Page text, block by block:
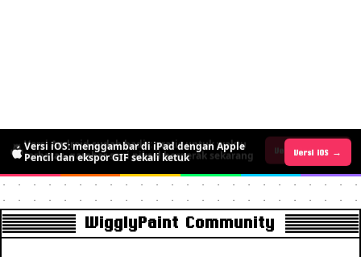
Versi Android sudah hadir: gratis untuk waktu
terbatas, gambar seni piksel bergerak sekarang
Versi Android →
Versi iOS: menggambar di iPad dengan Apple
Pencil dan ekspor GIF sekali ketuk Versi iOS →
WigglyPaint Community